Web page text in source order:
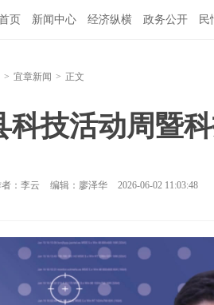
页 新闻中心 经济纵横 政务公开 民
> 宜章新闻 > 正文
科技活动周暨
：李云 编辑：廖泽华 2026-06-02 11:03:48